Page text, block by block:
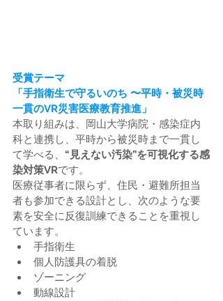
受賞テーマ
「手指衛生で守るいのち 〜平時・被災時
一貫のVR災害医療教育推進」
本取り組みは、岡山大学病院・感染症内
科と連携し、平時から被災時まで一貫し
て学べる、 “見えない汚染”を可視化する感
染対策VRです。
医療従事者に限らず、住民・避難所担当
者も参加できる設計とし、次のような要
素を安全に反復訓練できることを重視し
ています。
手指衛生
個人防護具の着脱
ゾーニング
動線設計